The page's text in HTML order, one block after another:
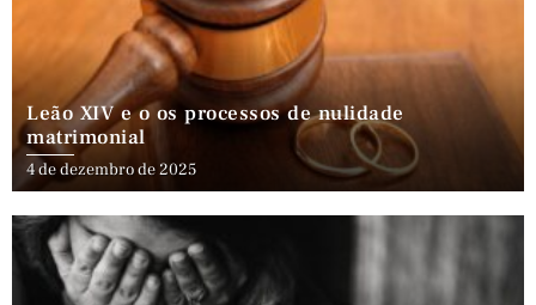
Leão XIV e o os processos de nulidade
matrimonial
4 de dezembro de 2025